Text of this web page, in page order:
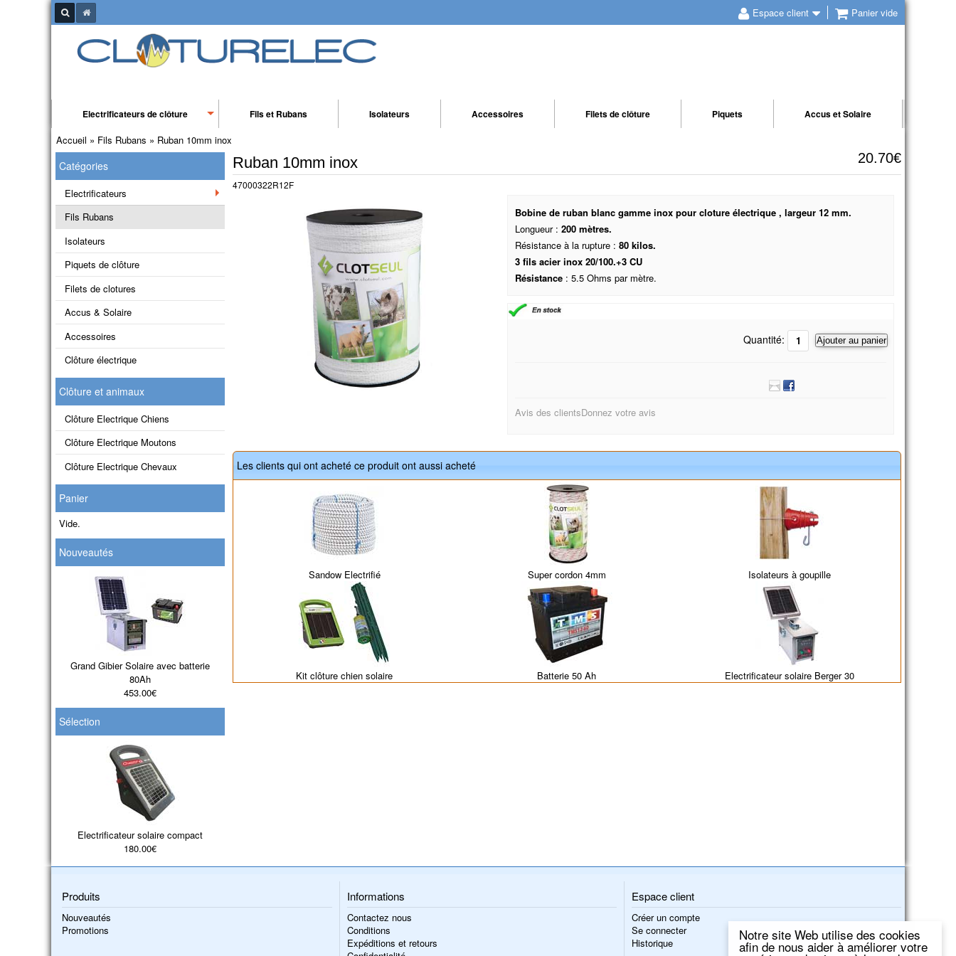
Notre site Web utilise des cookies
afin de nous aider à améliorer votre
Espace client Panier vide
Electrificateurs de clôture Fils et Rubans Isolateurs Accessoires Filets de clôture Piquets Accus et Solaire
Accueil » Fils Rubans » Ruban 10mm inox
20.70€
Ruban 10mm inox
47000322R12F
Bobine de ruban blanc gamme inox pour cloture électrique , largeur 12 mm.
Longueur : 200 mètres.
Résistance à la rupture : 80 kilos.
3 fils acier inox 20/100.+3 CU
Résistance : 5.5 Ohms par mètre.
Quantité: Ajouter au panier
Avis des clientsDonnez votre avis
Les clients qui ont acheté ce produit ont aussi acheté
Sandow Electrifié Super cordon 4mm Isolateurs à goupille
Kit clôture chien solaire Batterie 50 Ah Electrificateur solaire Berger 30
Catégories
Electrificateurs
Fils Rubans
Isolateurs
Piquets de clôture
Filets de clotures
Accus & Solaire
Accessoires
Clôture électrique
Clôture et animaux
Clôture Electrique Chiens
Clôture Electrique Moutons
Clôture Electrique Chevaux
Panier
Vide.
Nouveautés
Grand Gibier Solaire avec batterie
80Ah
453.00€
Sélection
Electrificateur solaire compact
180.00€
Produits
Nouveautés
Promotions
Informations
Contactez nous
Conditions
Expéditions et retours
Espace client
Créer un compte
Se connecter
Historique